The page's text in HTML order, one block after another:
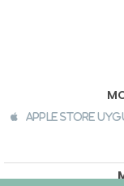
Apple Store